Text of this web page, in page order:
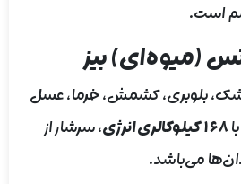
است.
(میوه‌ای) بیز
بلوبری، کشمش، خرما، عسل
، سرشار از